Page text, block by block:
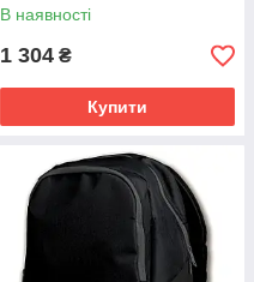
В наявності
1 304 ₴
Купити